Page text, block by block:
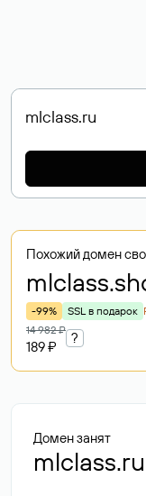
Похожий домен
mlclass
-99% SSL в подарок
14 982 ₽
189 ₽
?
Домен занят
mlclass.ru